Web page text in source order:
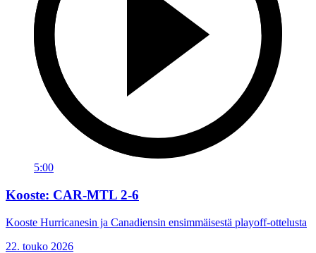
5:00
Kooste: CAR-MTL 2-6
Kooste Hurricanesin ja Canadiensin ensimmäisestä playoff-ottelusta
22. touko 2026